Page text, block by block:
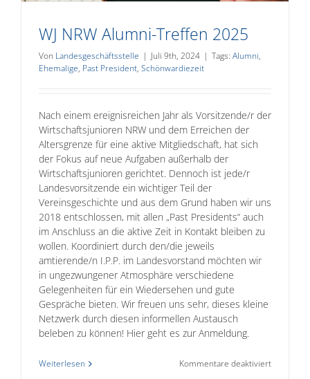
WJ NRW Alumni-Treffen 2025
Von Landesgeschäftsstelle | Juli 9th, 2024 | Tags: Alumni,
Ehemalige, Past President, Schönwardiezeit
Nach einem ereignisreichen Jahr als Vorsitzende/r der
Wirtschaftsjunioren NRW und dem Erreichen der
Altersgrenze für eine aktive Mitgliedschaft, hat sich
der Fokus auf neue Aufgaben außerhalb der
Wirtschaftsjunioren gerichtet. Dennoch ist jede/r
Landesvorsitzende ein wichtiger Teil der
Vereinsgeschichte und aus dem Grund haben wir uns
2018 entschlossen, mit allen „Past Presidents“ auch
im Anschluss an die aktive Zeit in Kontakt bleiben zu
wollen. Koordiniert durch den/die jeweils
amtierende/n I.P.P. im Landesvorstand möchten wir
in ungezwungener Atmosphäre verschiedene
Gelegenheiten für ein Wiedersehen und gute
Gespräche bieten. Wir freuen uns sehr, dieses kleine
Netzwerk durch diesen informellen Austausch
beleben zu können! Hier geht es zur Anmeldung.
Weiterlesen Kommentare deaktiviertfür